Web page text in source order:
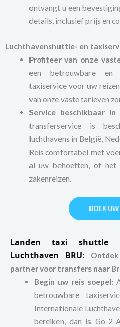
ontvangt u een
details, inclusief prijs en
Luchthavenshuttle- en
Profiteer van onze
een betrouwbare en
taxiservice voor uw
van onze vaste tarieven
Service beschikbaar in
transferservice is
luchthavens in België,
Reis comfortabel met
al uw behoeften, of
zakenreizen.
BOEK
Landen taxi shuttle
Luchthaven BRU:
partner voor transfers naar
Begin uw reis soepel:
betrouwbare
Internationale
bereiken, dan is Go-